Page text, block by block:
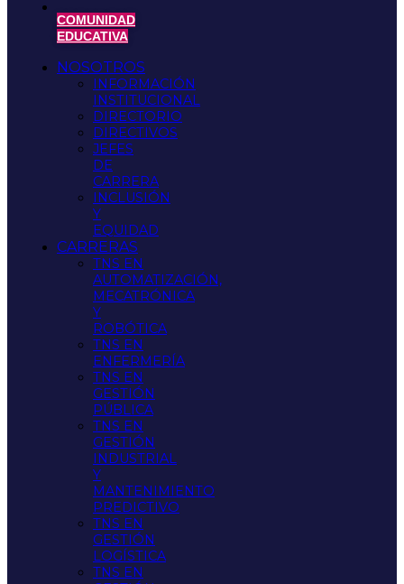
COMUNIDAD
EDUCATIVA
NOSOTROS
INFORMACIÓN
INSTITUCIONAL
DIRECTORIO
DIRECTIVOS
JEFES
DE
CARRERA
INCLUSIÓN
Y
EQUIDAD
CARRERAS
TNS EN
AUTOMATIZACIÓN,
MECATRÓNICA
Y
ROBÓTICA
TNS EN
ENFERMERÍA
TNS EN
GESTIÓN
PÚBLICA
TNS EN
GESTIÓN
INDUSTRIAL
Y
MANTENIMIENTO
PREDICTIVO
TNS EN
GESTIÓN
LOGÍSTICA
TNS EN